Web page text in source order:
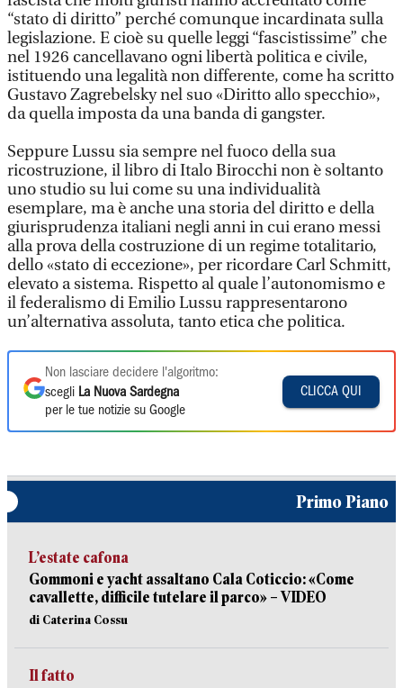
“stato di diritto” perché comunque incardinata sulla
legislazione. E cioè su quelle leggi “fascistissime” che
nel 1926 cancellavano ogni libertà politica e civile,
istituendo una legalità non differente, come ha scritto
Gustavo Zagrebelsky nel suo «Diritto allo specchio»,
da quella imposta da una banda di gangster.
Seppure Lussu sia sempre nel fuoco della sua
ricostruzione, il libro di Italo Birocchi non è soltanto
uno studio su lui come su una individualità
esemplare, ma è anche una storia del diritto e della
giurisprudenza italiani negli anni in cui erano messi
alla prova della costruzione di un regime totalitario,
dello «stato di eccezione», per ricordare Carl Schmitt,
elevato a sistema. Rispetto al quale l’autonomismo e
il federalismo di Emilio Lussu rappresentarono
un’alternativa assoluta, tanto etica che politica.
Non lasciare decidere l'algoritmo:
scegli La Nuova Sardegna
per le tue notizie su Google
CLICCA QUI
Primo Piano
L’estate cafona
Gommoni e yacht assaltano Cala Coticcio: «Come
cavallette, difficile tutelare il parco» – VIDEO
di Caterina Cossu
Il fatto